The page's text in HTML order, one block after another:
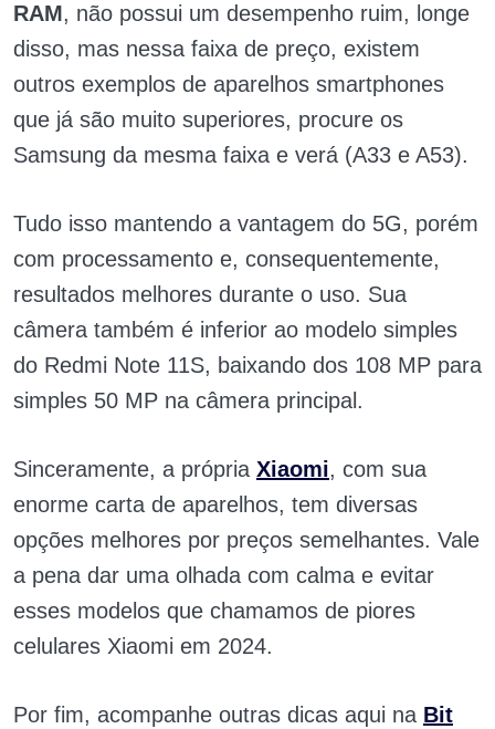
RAM, não possui um desempenho ruim, longe
disso, mas nessa faixa de preço, existem
outros exemplos de aparelhos smartphones
que já são muito superiores, procure os
Samsung da mesma faixa e verá (A33 e A53).
Tudo isso mantendo a vantagem do 5G, porém
com processamento e, consequentemente,
resultados melhores durante o uso. Sua
câmera também é inferior ao modelo simples
do Redmi Note 11S, baixando dos 108 MP para
simples 50 MP na câmera principal.
Sinceramente, a própria Xiaomi, com sua
enorme carta de aparelhos, tem diversas
opções melhores por preços semelhantes. Vale
a pena dar uma olhada com calma e evitar
esses modelos que chamamos de piores
celulares Xiaomi em 2024.
Por fim, acompanhe outras dicas aqui na Bit